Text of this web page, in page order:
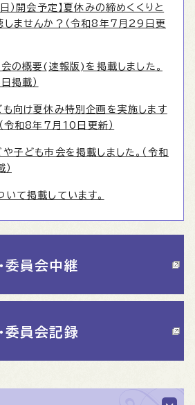
）開会予定】夏休みの締めくくりと
しませんか？（令和8年7月29日更
の概要(速報版)を掲載しました。
掲載）
向け夏休み特別企画を実施します
令和8年7月10日更新）
ども市会を掲載しました。（令和
て掲載しています。
委員会中継
委員会記録